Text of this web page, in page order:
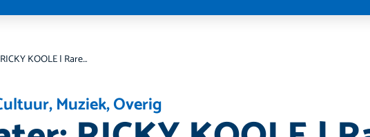
Theater: RICKY KOOLE | Rare Leeftijd
,Muziek,Overig